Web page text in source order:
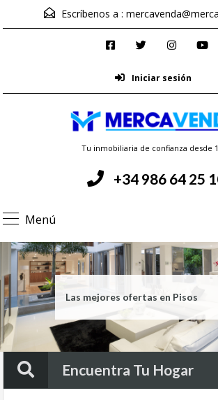
Escríbenos a :
Iniciar sesión
Tu inmobiliaria de confianza desde
+34 986 64 25
Menú
Las mejores ofertas en Pisos
Casa en el Condado Paradanta
Pisos en Ponteareas
Encuentra Tu Hogar